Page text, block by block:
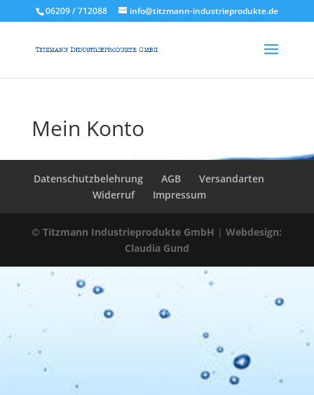
06209 / 712088 info@titzmann-industrieprodukte.de
Mein Konto
Datenschutzbelehrung AGB
Versandarten
Widerruf
Impressum
© Titzmann Industrieprodukte GmbH |Webdesign:
Claudia Gund